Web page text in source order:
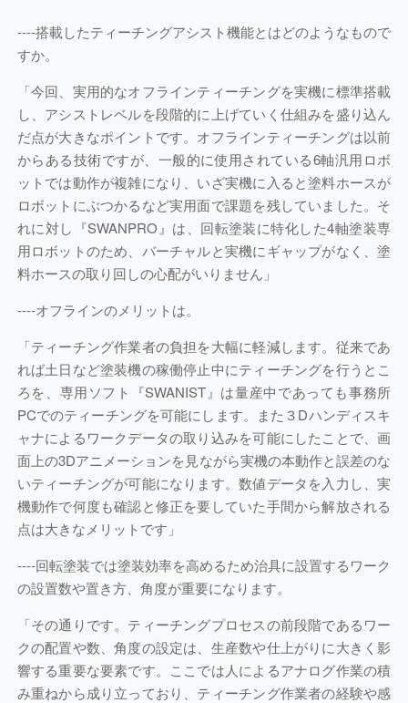
----搭載したティーチングアシスト機能とはどのようなもので
すか。
「今回、実用的なオフラインティーチングを実機に標準搭載
し、アシストレベルを段階的に上げていく仕組みを盛り込ん
だ点が大きなポイントです。オフラインティーチングは以前
からある技術ですが、一般的に使用されている6軸汎用ロボ
ットでは動作が複雑になり、いざ実機に入ると塗料ホースが
ロボットにぶつかるなど実用面で課題を残していました。そ
れに対し『SWANPRO』は、回転塗装に特化した4軸塗装専
用ロボットのため、バーチャルと実機にギャップがなく、塗
料ホースの取り回しの心配がいりません」
----オフラインのメリットは。
「ティーチング作業者の負担を大幅に軽減します。従来であ
れば土日など塗装機の稼働停止中にティーチングを行うとこ
ろを、専用ソフト『SWANIST』は量産中であっても事務所
PCでのティーチングを可能にします。また３Dハンディスキ
ャナによるワークデータの取り込みを可能にしたことで、画
面上の3Dアニメーションを見ながら実機の本動作と誤差のな
いティーチングが可能になります。数値データを入力し、実
機動作で何度も確認と修正を要していた手間から解放される
点は大きなメリットです」
----回転塗装では塗装効率を高めるため治具に設置するワーク
の設置数や置き方、角度が重要になります。
「その通りです。ティーチングプロセスの前段階であるワー
クの配置や数、角度の設定は、生産数や仕上がりに大きく影
響する重要な要素です。ここでは人によるアナログ作業の積
み重ねから成り立っており、ティーチング作業者の経験や感